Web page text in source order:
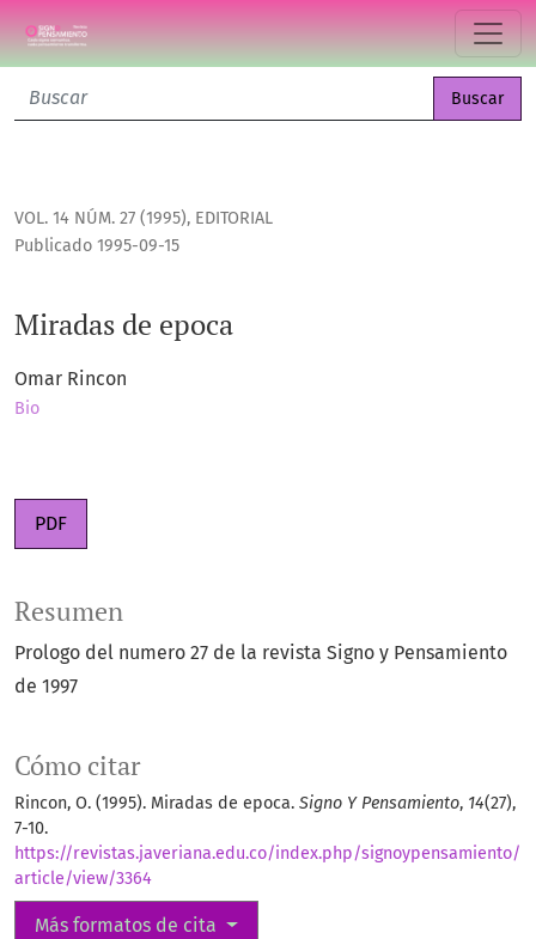
Miradas de epoca
Buscar
VOL. 14 NÚM. 27 (1995), EDITORIAL
Miradas de epoca
Publicado 1995-09-15
Omar Rincon
Bio
PDF
Cómo citar
Rincon, O. (1995). Miradas de epoca. Signo Y Pensamiento, 14(27),
7-10.
https://revistas.javeriana.edu.co/index.php/signoypensamiento/
article/view/3364
Más formatos de cita
Resumen
Prologo del numero 27 de la revista Signo y Pensamiento
de 1997